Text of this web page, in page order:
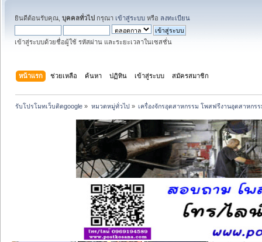
ยินดีต้อนรับคุณ, บุคคลทั่วไป กรุณา เข้าสู่ระบบ หรือ ลงทะเบียน
เข้าสู่ระบบด้วยชื่อผู้ใช้ รหัสผ่าน และระยะเวลาในเซสชั่น
หน้าแรก ช่วยเหลือ ค้นหา ปฏิทิน เข้าสู่ระบบ สมัครสมาชิก
รับโปรโมทเว็บติดgoogle » หมวดหมู่ทั่วไป» เครื่องจักรอุตสาหกรรม โพสฟรีงานอุตสาหกร